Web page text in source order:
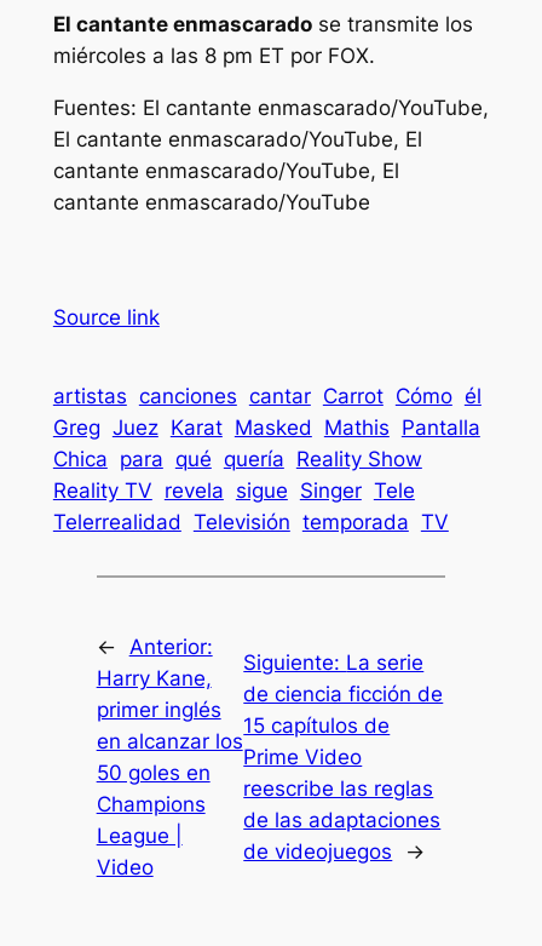
El cantante enmascaradose transmite los
miércoles a las 8 pm ET por FOX.
Fuentes: El cantante enmascarado/YouTube,
El cantante enmascarado/YouTube, El
cantante enmascarado/YouTube, El
cantante enmascarado/YouTube
Source link
artistas canciones cantar Carrot Cómo él
Greg Juez Karat Masked Mathis Pantalla
Chica para qué quería Reality Show
Reality TV revela sigue Singer Tele
Telerrealidad Televisión temporada TV
← Anterior:
Harry Kane,
primer inglés
en alcanzar los
50 goles en
Champions
League |
Video
Siguiente: La serie
de ciencia ficción de
15 capítulos de
Prime Video
reescribe las reglas
de las adaptaciones
de videojuegos
→